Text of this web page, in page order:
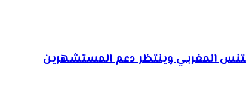
المغربي وينتظر دعم المستشهرين